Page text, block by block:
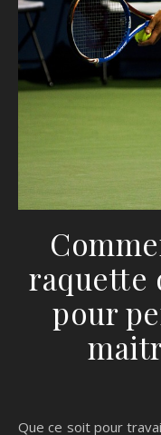
raquette
pour
Que ce soit pour travailler le toucher de balle, les effets ou